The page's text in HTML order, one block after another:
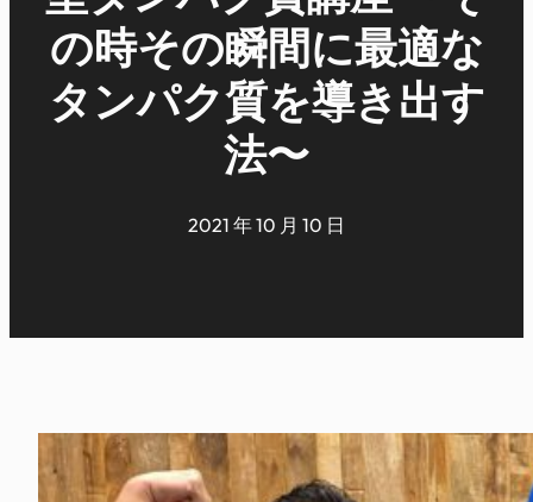
の時その瞬間に最適な
タンパク質を導き出す
法〜
2021 年 10 月 10 日